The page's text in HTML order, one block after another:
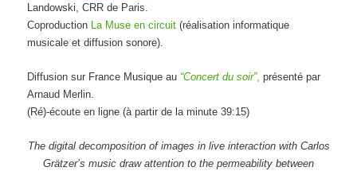
Landowski, CRR de Paris.
Coproduction
La Muse en circuit (réalisation informatique
musicale et diffusion sonore).
Diffusion sur France Musique au “Concert du soir”, présenté par
Arnaud Merlin.
(Ré)-écoute en ligne(à partir de la minute 39:15)
The digital decomposition of images in live interaction with Carlos
Grätzer’s music draw attention to the permeability between